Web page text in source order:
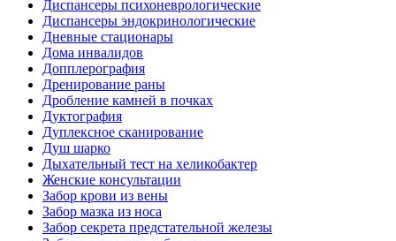
Диспансеры психоневрологические
Диспансеры эндокринологические
Дневные стационары
Дома инвалидов
Допплерография
Дренирование раны
Дробление камней в почках
Дуктография
Дуплексное сканирование
Душ шарко
Дыхательный тест на хеликобактер
Женские консультации
Забор крови из вены
Забор мазка из носа
Забор секрета предстательной железы